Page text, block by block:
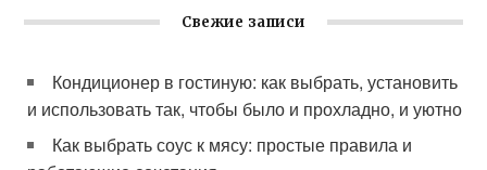
Свежие записи
Кондиционер в гостиную: как выбрать, установить
и использовать так, чтобы было и прохладно, и уютно
Как выбрать соус к мясу: простые правила и